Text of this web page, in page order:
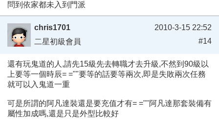
問到依家都未入到門派
chris1701
二星初級會員
2010-3-15 22:52
#14
還有玩鬼道的人,請先15級先去轉職才去升級,不然到90級以
上要等一個時辰= =""要等的話要等兩次,即是失敗兩次任務
就可以入鬼道一重
可是所謂的阿凡達裝還是要充值才有= =""阿凡達那套裝備有
屬性加成嗎,還是只是外型比較好